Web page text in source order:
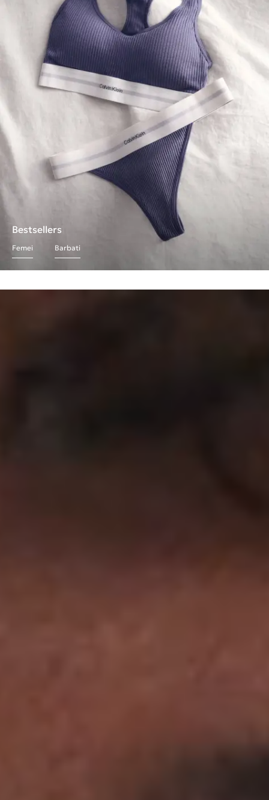
Bestsellers
Femei Barbati